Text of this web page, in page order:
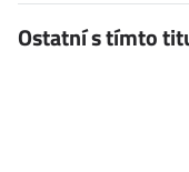
Ostatní s tímto